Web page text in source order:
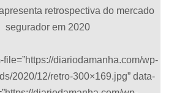
retrospectiva do mercado
segurador em 2020
file=”https://diariodamanha.com/wp-
2020/12/retro-300×169.jpg” data-